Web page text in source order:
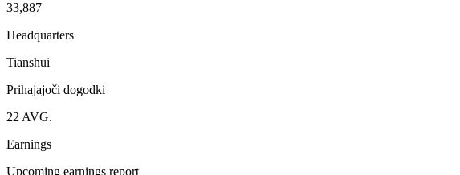
33,887
Headquarters
Tianshui
Prihajajoči dogodki
22 AVG.
Earnings
Upcoming earnings report